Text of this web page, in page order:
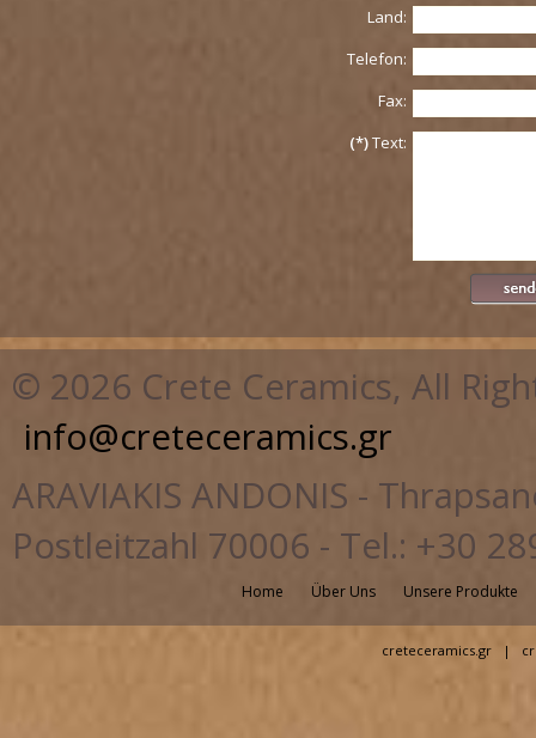
Land:
Telefon:
Fax:
(*)Text:
© 2026 Crete Ceramics, All
info@creteceramics.gr
ARAVIAKIS ANDONIS -
Postleitzahl 70006 - Tel.: +30
Home Über Uns Unsere Produkte
creteceramics.gr |